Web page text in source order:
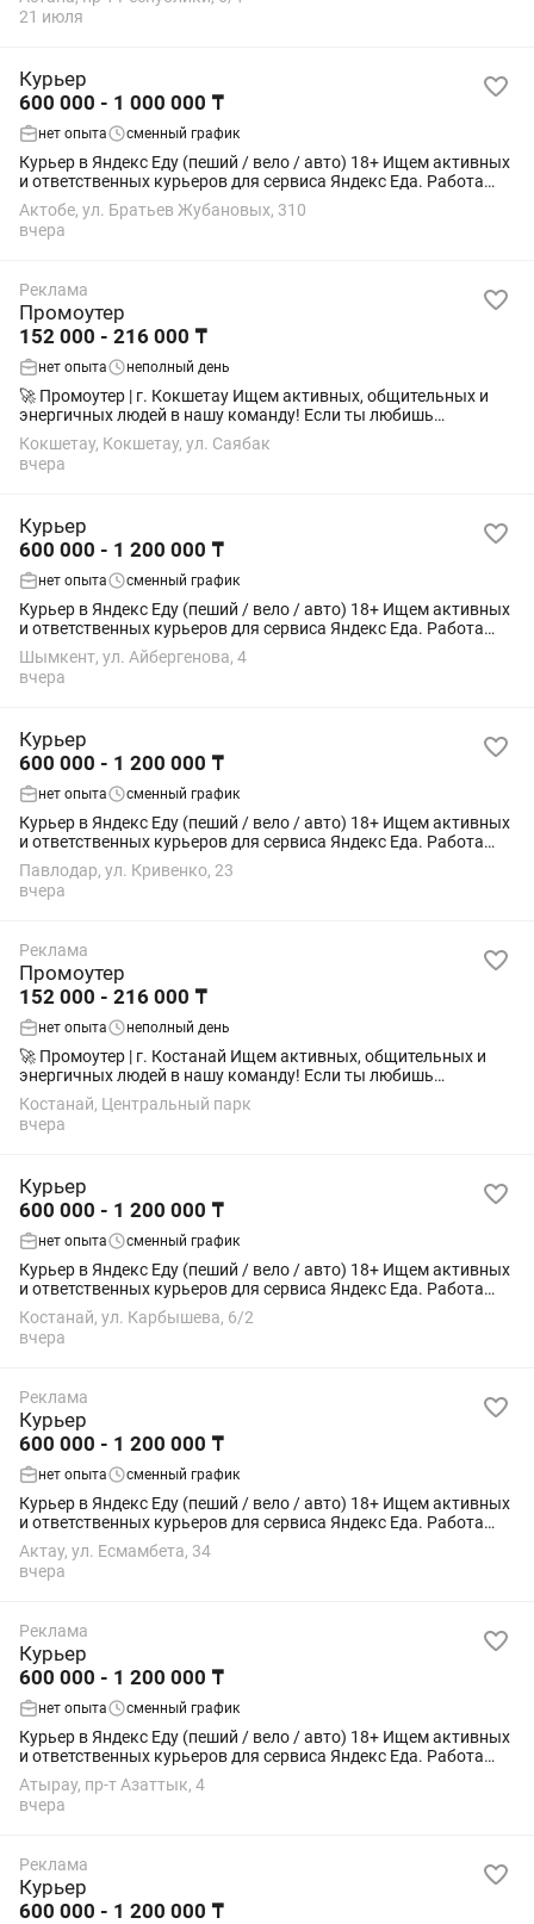
обслуживать людей. Если вы ищете халяву или...
21 июля
Курьер
600 000 - 1 000 000 ₸
нет опыта сменный график
Курьер в Яндекс Еду (пеший / вело / авто) 18+ Ищем активных
и ответственных курьеров для сервиса Яндекс Еда. Работа
подойдёт студентам, как подработка или основной доход.
Условия: • Свободный...
Актобе, ул. Братьев Жубановых, 310
вчера
Реклама
Промоутер
152 000 - 216 000 ₸
нет опыта неполный день
🚀 Промоутер | г. Кокшетау Ищем активных, общительных и
энергичных людей в нашу команду! Если ты любишь
общаться с людьми, хочешь получить первый опыт работы
или ищешь удобную подработку с гибким...
Кокшетау, Кокшетау, ул. Саябак
вчера
Курьер
600 000 - 1 200 000 ₸
нет опыта сменный график
Курьер в Яндекс Еду (пеший / вело / авто) 18+ Ищем активных
и ответственных курьеров для сервиса Яндекс Еда. Работа
подойдёт студентам, как подработка или основной доход.
Условия: • Свободный...
Шымкент, ул. Айбергенова, 4
вчера
Курьер
600 000 - 1 200 000 ₸
нет опыта сменный график
Курьер в Яндекс Еду (пеший / вело / авто) 18+ Ищем активных
и ответственных курьеров для сервиса Яндекс Еда. Работа
подойдёт студентам, как подработка или основной доход.
Условия: • Свободный...
Павлодар, ул. Кривенко, 23
вчера
Реклама
Промоутер
152 000 - 216 000 ₸
нет опыта неполный день
🚀 Промоутер | г. Костанай Ищем активных, общительных и
энергичных людей в нашу команду! Если ты любишь
общаться с людьми, хочешь получить первый опыт работы
или ищешь удобную подработку с гибким...
Костанай, Центральный парк
вчера
Курьер
600 000 - 1 200 000 ₸
нет опыта сменный график
Курьер в Яндекс Еду (пеший / вело / авто) 18+ Ищем активных
и ответственных курьеров для сервиса Яндекс Еда. Работа
подойдёт студентам, как подработка или основной доход.
Условия: • Свободный...
Костанай, ул. Карбышева, 6/2
вчера
Реклама
Курьер
600 000 - 1 200 000 ₸
нет опыта сменный график
Курьер в Яндекс Еду (пеший / вело / авто) 18+ Ищем активных
и ответственных курьеров для сервиса Яндекс Еда. Работа
подойдёт студентам, как подработка или основной доход.
Условия: • Свободный...
Актау, ул. Есмамбета, 34
вчера
Реклама
Курьер
600 000 - 1 200 000 ₸
нет опыта сменный график
Курьер в Яндекс Еду (пеший / вело / авто) 18+ Ищем активных
и ответственных курьеров для сервиса Яндекс Еда. Работа
подойдёт студентам, как подработка или основной доход.
Условия: • Свободный...
Атырау, пр-т Азаттык, 4
вчера
Реклама
Курьер
600 000 - 1 200 000 ₸